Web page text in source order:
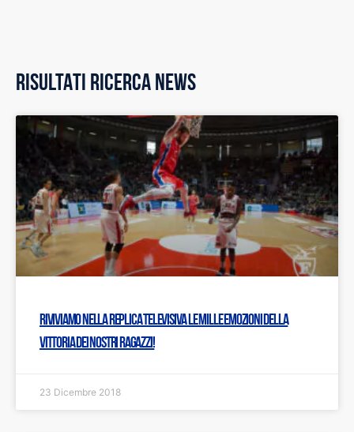
RISULTATI RICERCA NEWS
Riviviamo nella replica televisiva le mille emozioni della
vittoria dei nostri ragazzi!
23 Dicembre 2018